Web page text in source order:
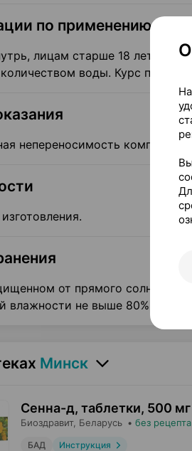
по применению
лицам старше 18 лет, по
воды. Курс приема
непереносимость
от прямого
влажности не выше 80%.
Минск
Сенна-д, таблетки, 500 мг
Биоздравит, Беларусь • без рецепта
БАД Инструкция